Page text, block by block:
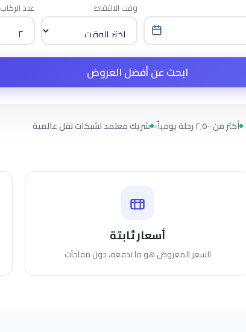
وقت الالتقاط عدد الركاب
ابحث عن أفضل العروض
أكثر من ٢٬٥٠٠ رحلة يومياً • شريك معتمد لشبكات نقل عالمية
أسعار ثابتة
السعر المعروض هو ما تدفعه، دون مفاجآت